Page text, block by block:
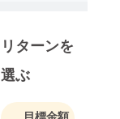
リターンを
選ぶ